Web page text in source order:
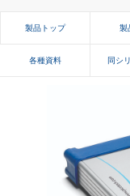
製品トップ 製
各種資料 同シ